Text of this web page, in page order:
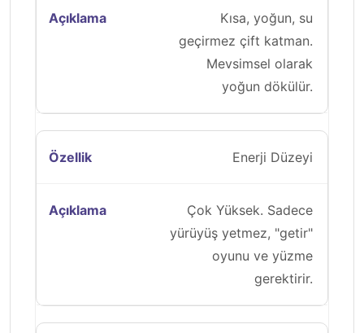
Kısa, yoğun, su
geçirmez çift katman.
Mevsimsel olarak
yoğun dökülür.
Enerji Düzeyi
Çok Yüksek. Sadece
yürüyüş yetmez, "getir"
oyunu ve yüzme
gerektirir.